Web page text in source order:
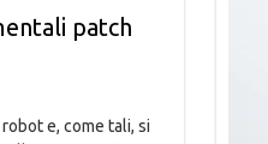
patch
e, come tali, si